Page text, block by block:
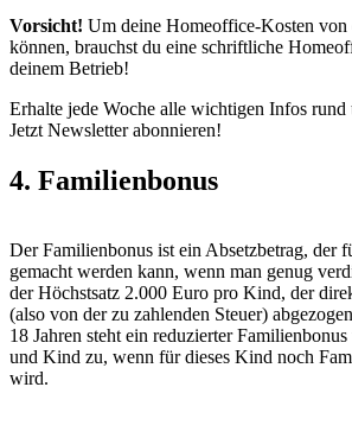
Vorsicht! Um deine Homeoffice-Kosten von
können, brauchst du eine schriftliche
deinem Betrieb!
Erhalte jede Woche alle wichtigen Infos
Jetzt Newsletter abonnieren!
4. Familienbonus
Der Familienbonus ist ein Absetzbetrag, der
gemacht werden kann, wenn man genug
der Höchstsatz 2.000 Euro pro Kind, der
(also von der zu zahlenden Steuer)
18 Jahren steht ein reduzierter
und Kind zu, wenn für dieses Kind noch
wird.